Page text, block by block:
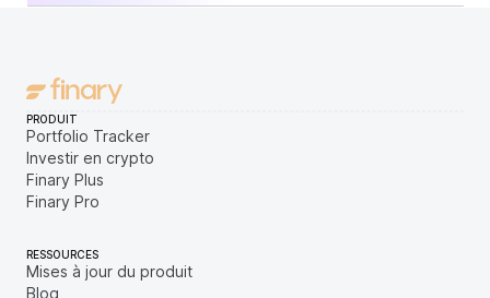
PRODUIT
Portfolio Tracker
Investir en crypto
Finary Plus
Finary Pro
RESSOURCES
Mises à jour du produit
Blog